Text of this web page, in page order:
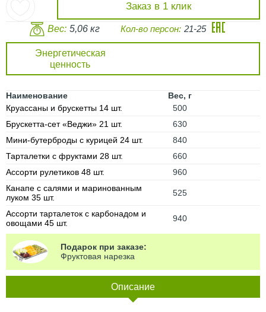
Заказ в 1 клик
Вес: 5,06 кг Кол-во персон: 21-25
Энергетическая
ценность
Наименование
Вес, г
Круассаны и брускетты 14 шт.
500
Брускетта-сет «Веджи» 21 шт.
630
Мини-бутерброды с курицей 24 шт.
840
Тарталетки с фруктами 28 шт.
660
Ассорти рулетиков 48 шт.
960
Канапе с салями и маринованным
луком 35 шт.
525
Ассорти тарталеток с карбонадом и
овощами 45 шт.
940
Подарок при заказе:
Фруктовая нарезка
Описание